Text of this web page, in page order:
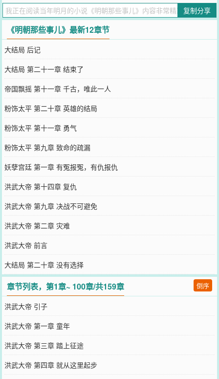
命运进行全景展示，尤其对官场政治、战争、帝王心术着墨最多，并
加入对当时政治经济制度、人伦道德的演义。
您要是觉得《明朝那些事儿》还不错的话请不要忘记向您QQ群和微博
微信里的朋友推荐哦！
复制分享
《明朝那些事儿》最新12章节
大结局 后记
大结局 第二十一章 结束了
帝国飘摇 第十一章 千古，唯此一人
粉饰太平 第二十章 英雄的结局
粉饰太平 第十一章 勇气
粉饰太平 第九章 致命的疏漏
妖孽宫廷 第一章 有冤报冤，有仇报仇
洪武大帝 第十四章 复仇
洪武大帝 第九章 决战不可避免
洪武大帝 第二章 灾难
洪武大帝 前言
大结局 第二十章 没有选择
章节列表，第1章~ 100章/共159章 倒序
洪武大帝 引子
洪武大帝 第一章 童年
洪武大帝 第三章 踏上征途
洪武大帝 第四章 就从这里起步